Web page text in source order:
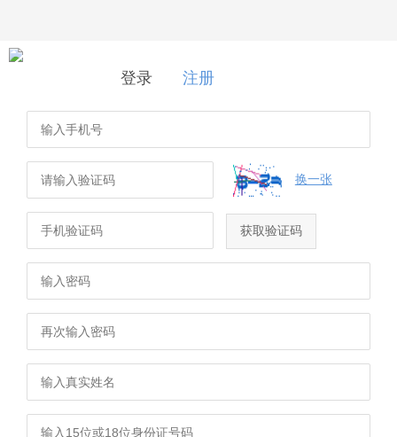
登录 注册
换一张
获取验证码